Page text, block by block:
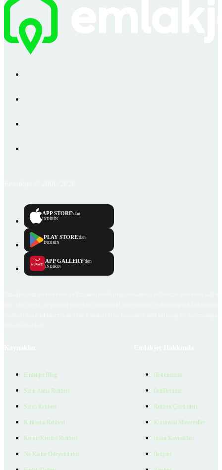
APP STORE'dan
İNDİRİN
PLAY STORE'dan
İNDİRİN
APP GALLERY'den
İNDİRİN
Emlakjet Blog
Satın Alma Rehberi
Satıcı Rehberi
Kiralama Rehberi
Konut Kredisi Rehberi
Ne Kadar Ödeyebilirim
Hakkımızda
Ödüllerimiz
Reklam Çözümleri
Kurumsal Materyaller
İnsan Kaynakları
İletişim